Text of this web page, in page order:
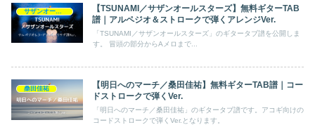
【TSUNAMI／サザンオールスターズ】無料ギターTAB
譜｜アルペジオ＆ストロークで弾くアレンジVer.
「TSUNAMI／サザンオールスターズ」のギタータブ譜を公開しま
す。 冒頭の部分からAメロまで...
桑田佳祐
【明日へのマーチ／桑田佳祐】無料ギターTAB譜｜コー
ドストロークで弾くVer.
「明日へのマーチ／桑田佳祐」のギタータブ譜です。アコギ向けの
コードストロークで弾くVer.となります。